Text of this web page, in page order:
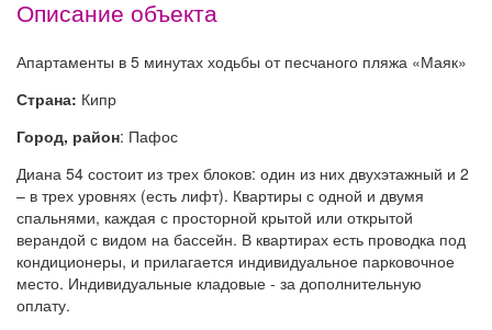
Описание объекта
Апартаменты в 5 минутах ходьбы от песчаного пляжа «Маяк»
Страна: Кипр
Город, район: Пафос
Диана 54 состоит из трех блоков: один из них двухэтажный и 2
– в трех уровнях (есть лифт). Квартиры с одной и двумя
спальнями, каждая с просторной крытой или открытой
верандой с видом на бассейн. В квартирах есть проводка под
кондиционеры, и прилагается индивидуальное парковочное
место. Индивидуальные кладовые - за дополнительную
оплату.